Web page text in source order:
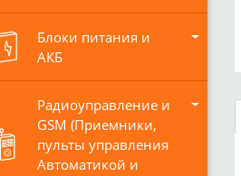
Блоки питания и
АКБ
Радиоуправление и
GSM (Приемники,
пульты управления
Автоматикой и